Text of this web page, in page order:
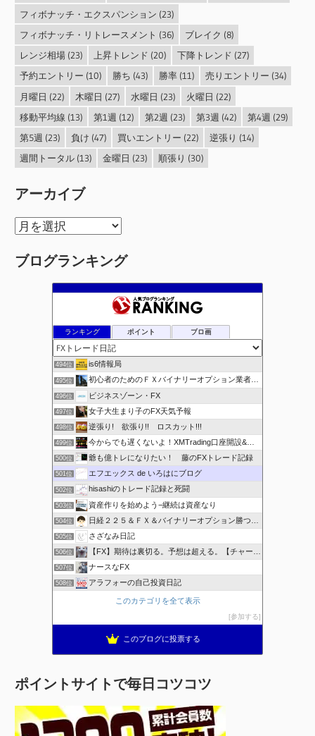
フィボナッチ・エクスパンション (23)
フィボナッチ・リトレースメント (36) ブレイク (8)
レンジ相場(23) 上昇トレンド (20) 下降トレンド (27)
予約エントリー (10) 勝ち (43) 勝率(11) 売りエントリー (34)
月曜日 (22) 木曜日 (27) 水曜日 (23) 火曜日 (22)
移動平均線 (13) 第1週 (12) 第2週 (23) 第3週 (42) 第4週 (29)
第5週 (23) 負け (47) 買いエントリー (22) 逆張り (14)
週間トータル(13) 金曜日 (23) 順張り (30)
アーカイブ
ア
カ
ブログランキング
ランキング ポイント ブロ画
494位 is6情報局
495位 初心者のためのＦＸバイナリーオプション業者比較.com
496位 ビジネスゾーン・FX
497位 女子大生まり子のFX天気予報
498位 逆張り! 欲張り!! ロスカット!!!
499位 今からでも遅くないよ！XMTrading口座開設&攻略ブログ
500位 爺も億トレになりたい！ 藤のFXトレード記録
501位 エフエックス de いろはにブログ
502位 hisashiのトレード記録と死闘
503位 資産作りを始めよう−継続は資産なり
504位 日経２２５＆ＦＸ＆バイナリーオプション勝つための
505位 さざなみ日記
506位 【FX】期待は裏切る。予想は超える。【チャート学びブログ】
507位 ナースなFX
508位 アラフォーの自己投資日記
このカテゴリを全て表示
参加する
このブログに投票する
ポイントサイトで毎日コツコツ